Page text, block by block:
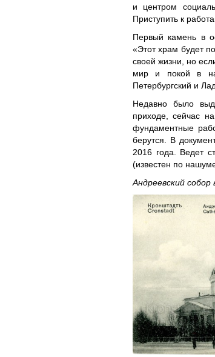
и центром
Приступить к
Первый камень в
«Этот храм будет
своей жизни, но
мир и покой в
Петербургский и
Недавно было
приходе, сейчас
фундаментные
берутся. В
2016 года. Ведет
(известен по
Андреевский